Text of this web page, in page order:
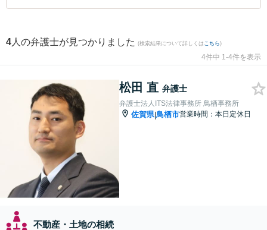
4 人の弁護士が見つかりました (検索結果について詳しくは こちら)
4件中 1-4件を表示
松田 直 弁護士
弁護士法人ITS法律事務所 鳥栖事務所
佐賀県|鳥栖市営業時間：本日定休日
不動産・土地の相続